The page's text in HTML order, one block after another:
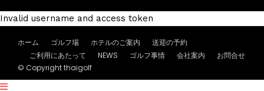
Invalid username and access token
ホーム ゴルフ場 ホテルのご案内
送迎の予約
ご利用にあたって
NEWS ゴルフ事情 会社案内
お問合せ
© Copyright thaigolf